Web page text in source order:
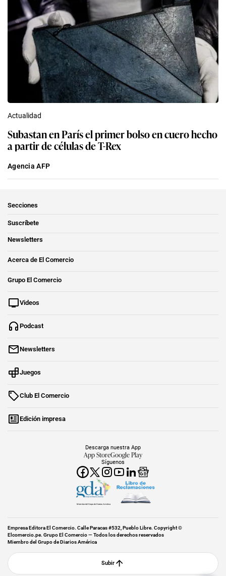
Actualidad
Subastan en París el primer bolso en cuero hecho
a partir de células de T-Rex
Agencia AFP
Secciones
Suscríbete
Newsletters
Acerca de El Comercio
Grupo El Comercio
Videos
Podcast
Newsletters
Juegos
Club El Comercio
Edición impresa
Síguenos
Descarga nuestra App
App StoreGoogle Play
Miembro del Grupo de Diarios América
Empresa Editora El Comercio. Calle Paracas #532, Pueblo Libre. Copyright ©
Elcomercio.pe. Grupo El Comercio — Todos los derechos reservados
Miembro del Grupo de Diarios América
Subir